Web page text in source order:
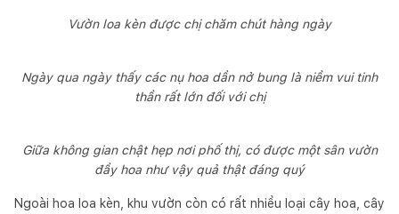
Vườn loa kèn được chị chăm chút hàng ngày
Ngày qua ngày thấy các nụ hoa dần nở bung là niềm vui tinh
thần rất lớn đối với chị
Giữa không gian chật hẹp nơi phố thị, có được một sân vườn
đầy hoa như vậy quả thật đáng quý
Ngoài hoa loa kèn, khu vườn còn có rất nhiều loại cây hoa, cây